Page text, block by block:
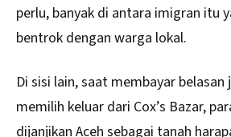
perlu, banyak di antara imigran itu
bentrok dengan warga lokal.
Di sisi lain, saat membayar
memilih keluar dari Cox’s Bazar,
dijanjikan Aceh sebagai tanah